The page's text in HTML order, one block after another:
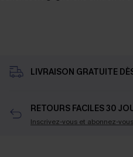
LIVRAISON GRATUITE
RETOURS FACILES 30
Inscrivez-vous et abonnez-vous